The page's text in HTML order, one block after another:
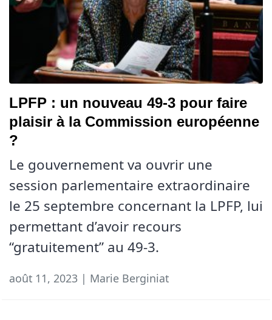
LPFP : un nouveau 49-3 pour faire
plaisir à la Commission européenne
?
Le gouvernement va ouvrir une
session parlementaire extraordinaire
le 25 septembre concernant la LPFP, lui
permettant d’avoir recours
“gratuitement” au 49-3.
août 11, 2023 | Marie Berginiat